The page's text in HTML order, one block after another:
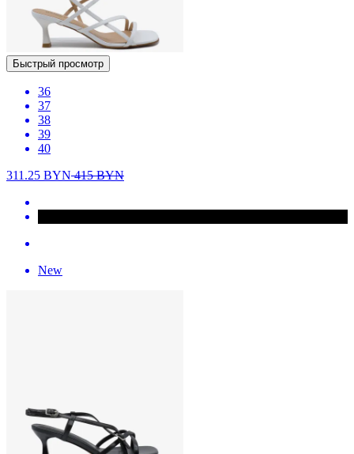
Быстрый просмотр
36
37
38
39
40
311.25 BYN415BYN
New